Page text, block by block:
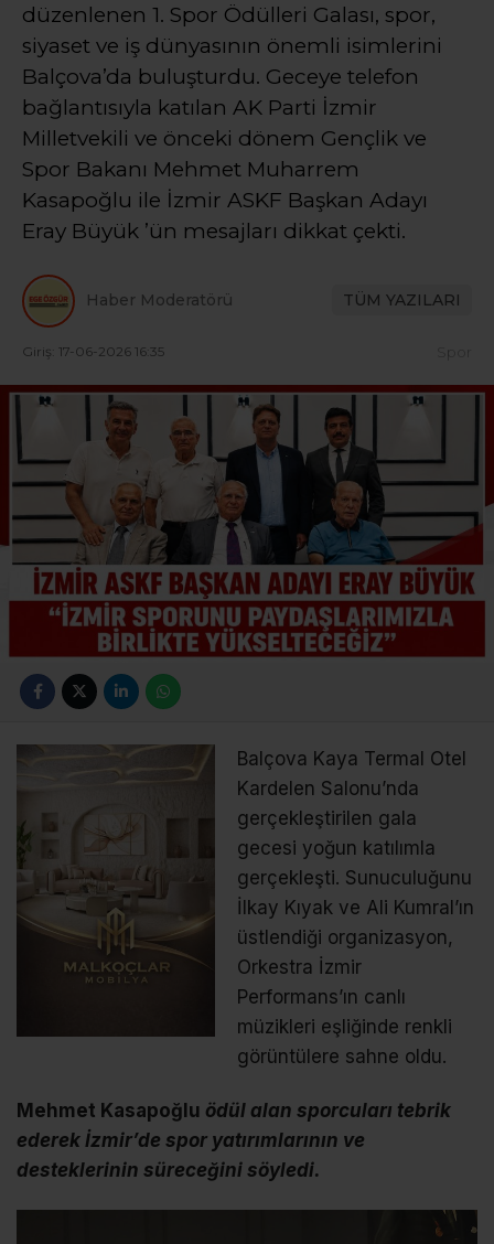
düzenlenen 1. Spor Ödülleri Galası, spor,
siyaset ve iş dünyasının önemli isimlerini
Balçova’da buluşturdu. Geceye telefon
bağlantısıyla katılan AK Parti İzmir
Milletvekili ve önceki dönem Gençlik ve
Spor Bakanı Mehmet Muharrem
Kasapoğlu ile İzmir ASKF Başkan Adayı
Eray Büyük ’ün mesajları dikkat çekti.
Haber Moderatörü TÜM YAZILARI
Giriş: 17-06-2026 16:35 Spor
Balçova Kaya Termal Otel
Kardelen Salonu’nda
gerçekleştirilen gala
gecesi yoğun katılımla
gerçekleşti. Sunuculuğunu
İlkay Kıyak ve Ali Kumral’ın
üstlendiği organizasyon,
Orkestra İzmir
Performans’ın canlı
müzikleri eşliğinde renkli
görüntülere sahne oldu.
Mehmet Kasapoğlu ödül alan sporcuları tebrik
ederek İzmir’de spor yatırımlarının ve
desteklerinin süreceğini söyledi.